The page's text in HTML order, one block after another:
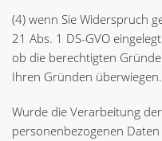
(4) wenn Sie Widerspruch
21 Abs. 1 DS-GVO
ob die berechtigten
Ihren Gründen überwiegen.
Wurde die Verarbeitung
personenbezogenen